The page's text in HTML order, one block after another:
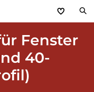
Fenster
40-